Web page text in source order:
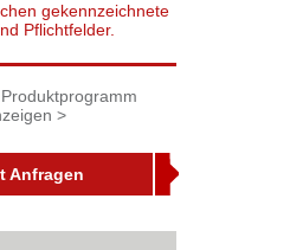
gekennzeichnete
Pflichtfelder.
>
Anfragen